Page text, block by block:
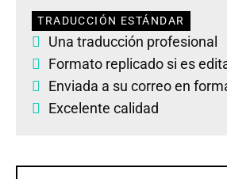
TRADUCCIÓN ESTÁNDAR
Una traducción profesional
Formato replicado si es
Enviada a su correo en
Excelente calidad